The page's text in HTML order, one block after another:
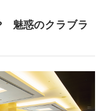
魅惑のクラブラ